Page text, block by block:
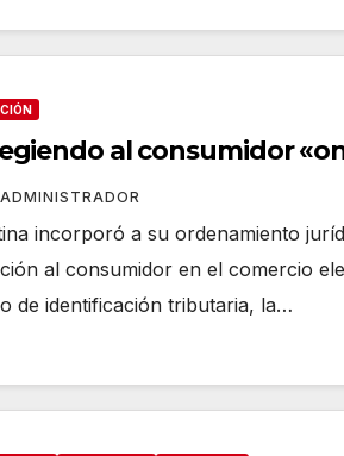
al consumidor
ADMINISTRADOR
incorporó a su ordenamiento
al consumidor en el comercio
de identificación tributaria, la…